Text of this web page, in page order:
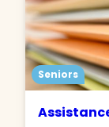
Seniors